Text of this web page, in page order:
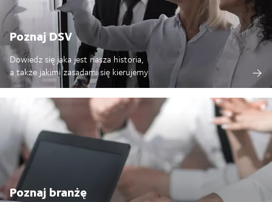
Poznaj DSV
Dowiedz się jaka jest nasza historia,
a także jakimi zasadami się kierujemy
Poznaj branżę